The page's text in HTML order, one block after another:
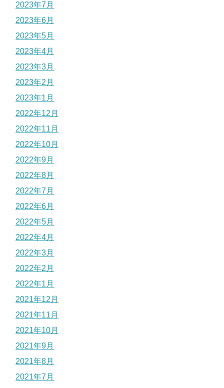
2023年7月
2023年6月
2023年5月
2023年4月
2023年3月
2023年2月
2023年1月
2022年12月
2022年11月
2022年10月
2022年9月
2022年8月
2022年7月
2022年6月
2022年5月
2022年4月
2022年3月
2022年2月
2022年1月
2021年12月
2021年11月
2021年10月
2021年9月
2021年8月
2021年7月